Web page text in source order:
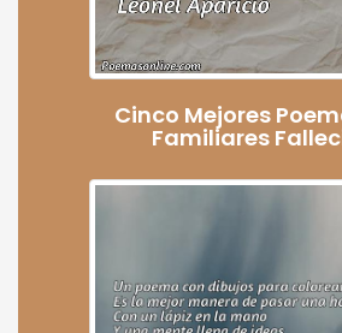
Cinco Mejores
Familiares